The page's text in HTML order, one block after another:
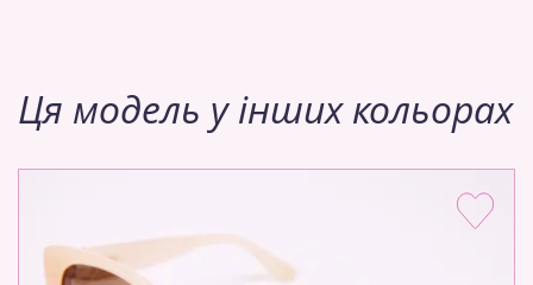
Ця модель у інших кольорах